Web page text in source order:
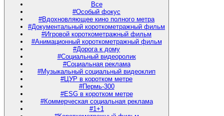
Все
#Особый фокус
#Вдохновляющее кино полного метра
#Документальный короткометражный фильм
#Игровой короткометражный фильм
#Анимационный короткометражный фильм
#Дорога к дому
#Социальный видеоролик
#Социальная реклама
#Музыкальный социальный видеоклип
#ЦУР в коротком метре
#Пермь-300
#ESG в коротком метре
#Коммерческая социальная реклама
#1+1